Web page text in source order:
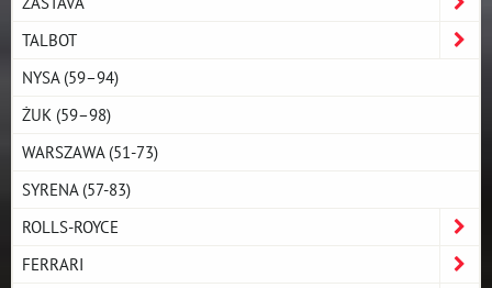
TALBOT
NYSA (59–94)
ŻUK (59–98)
WARSZAWA (51-73)
SYRENA (57-83)
ROLLS-ROYCE
FERRARI